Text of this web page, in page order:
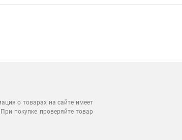
о товарах на сайте имеет
покупке проверяйте товар